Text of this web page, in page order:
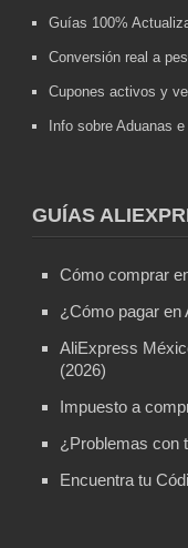
Guías 100%
Conversión real a
Cupones activos y
Info sobre Aduanas
GUÍAS
Cómo comprar
¿Cómo pagar
AliExpress
(2026)
Impuesto a
¿Problemas con
Encuentra tu